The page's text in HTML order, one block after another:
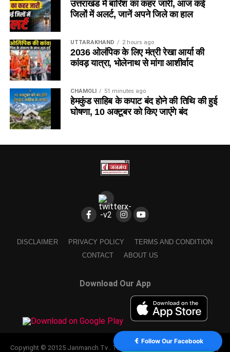
उत्तराखंड में बारिश का कहर जारी, आज कई
जिलों में अलर्ट, जानें अपने जिले का हाल
UTTARAKHAND 2 hours ago
2036 ओलंपिक के लिए मंत्री रेखा आर्या की
कांवड़ यात्रा, भोलेनाथ से मांगा आशीर्वाद
CHAMOLI 51 minutes ago
हेमकुंड साहिब के कपाट बंद होने की तिथि की हुई
घोषणा, 10 अक्टूबर को किए जाएंंगे बंद
DISCLAIMER PRIVACY POLICY
TERMS AND CONDITION
CONTACT
ABOUT US
Download Our App
Copyright © 20125 Janmanch Tv . Theme by SSDIGIMARK. powered by
Follow Our Facebook